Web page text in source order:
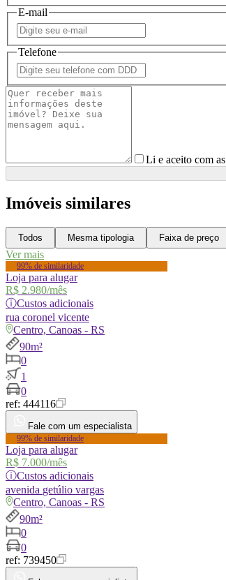
E-mail
Telefone
Li e aceito com as
Imóveis similares
Todos Mesma tipologia Faixa de preço
Ver mais
99% de similaridade
Loja para alugar
R$ 2.980/mês
ⓘCustos adicionais
rua coronel vicente
Centro, Canoas - RS
90m²
0
1
0
ref: 444116
Fale com um especialista
99% de similaridade
Loja para alugar
R$ 7.000/mês
ⓘCustos adicionais
avenida getúlio vargas
Centro, Canoas - RS
90m²
0
0
ref: 739450